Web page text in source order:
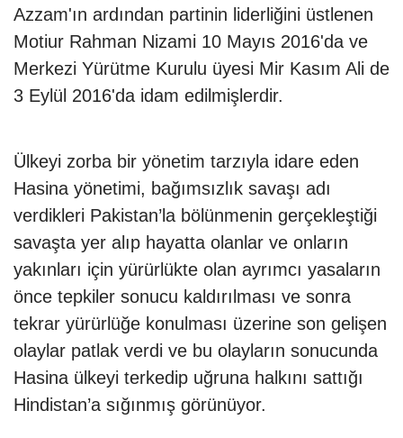
Azzam'ın ardından partinin liderliğini üstlenen
Motiur Rahman Nizami 10 Mayıs 2016'da ve
Merkezi Yürütme Kurulu üyesi Mir Kasım Ali de
3 Eylül 2016'da idam edilmişlerdir.
Ülkeyi zorba bir yönetim tarzıyla idare eden
Hasina yönetimi, bağımsızlık savaşı adı
verdikleri Pakistan’la bölünmenin gerçekleştiği
savaşta yer alıp hayatta olanlar ve onların
yakınları için yürürlükte olan ayrımcı yasaların
önce tepkiler sonucu kaldırılması ve sonra
tekrar yürürlüğe konulması üzerine son gelişen
olaylar patlak verdi ve bu olayların sonucunda
Hasina ülkeyi terkedip uğruna halkını sattığı
Hindistan’a sığınmış görünüyor.